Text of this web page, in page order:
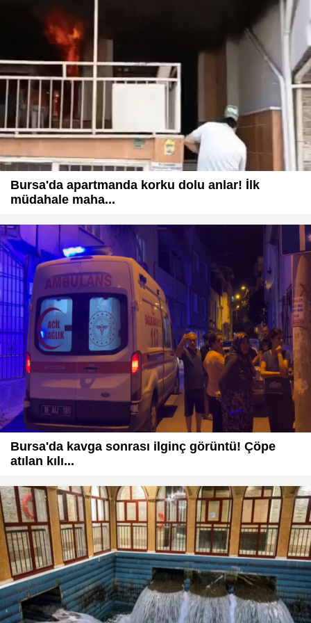
Bursa'da apartmanda korku dolu anlar! İlk
müdahale maha...
Bursa'da kavga sonrası ilginç görüntü! Çöpe
atılan kılı...